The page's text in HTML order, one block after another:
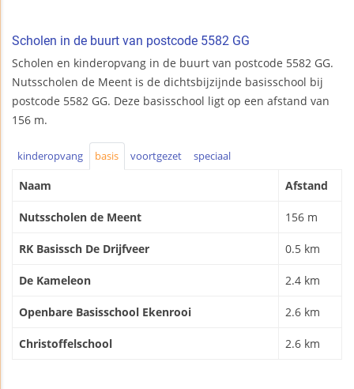
Scholen in de buurt van postcode 5582 GG
Scholen en kinderopvang in de buurt van postcode 5582 GG.
Nutsscholen de Meent is de dichtsbijzijnde basisschool bij
postcode 5582 GG. Deze basisschool ligt op een afstand van
156 m.
kinderopvang basis voortgezet speciaal
Naam Afstand
Nutsscholen de Meent 156 m
RK Basissch De Drijfveer 0.5 km
De Kameleon 2.4 km
Openbare Basisschool Ekenrooi 2.6 km
Christoffelschool 2.6 km